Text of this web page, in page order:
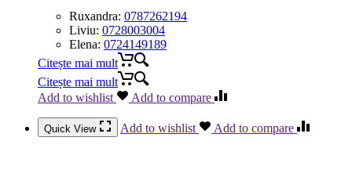
Ruxandra: 0787262194
Liviu: 0728003004
Elena: 0724149189
Citește mai mult
Citește mai mult
Add to wishlist
Add to compare
Quick View Add to wishlist Add to compare